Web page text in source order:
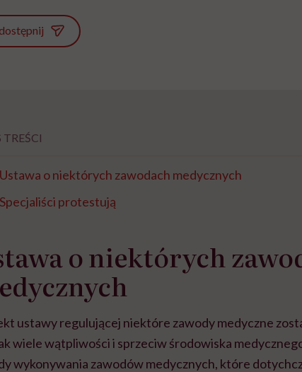
TREŚCI
Ustawa o niektórych zawodach medycznych
Specjaliści protestują
o niektórych
ustawy regulującej niektóre zawody medyczne
wiele wątpliwości i sprzeciw środowiska
wykonywania zawodów medycznych, które